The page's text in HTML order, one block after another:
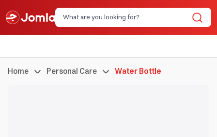
Home Personal Care Water Bottle